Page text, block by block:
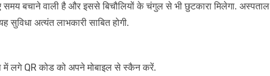
समय बचाने वाली है और इससे बिचौलियों के चंगुल से भी छुटकारा मिलेगा. अस्पताल
अत्यंत लाभकारी साबित होगी.
लगे QR कोड को अपने मोबाइल से स्कैन करें.